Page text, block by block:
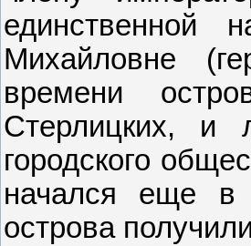
единственной
Михайловне
времени
Стерлицких,
городского
начался еще в
острова